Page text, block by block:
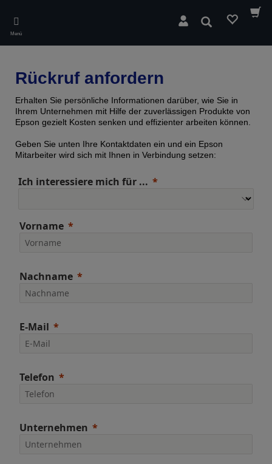
main
content
Menü
Suchen
Rückruf anfordern
Erhalten Sie persönliche Informationen darüber, wie Sie in
Ihrem Unternehmen mit Hilfe der zuverlässigen Produkte von
Epson gezielt Kosten senken und effizienter arbeiten können.
Geben Sie unten Ihre Kontaktdaten ein und ein Epson
Mitarbeiter wird sich mit Ihnen in Verbindung setzen:
Ich interessiere mich für ...
Vorname
Nachname
E-Mail
Telefon
Unternehmen